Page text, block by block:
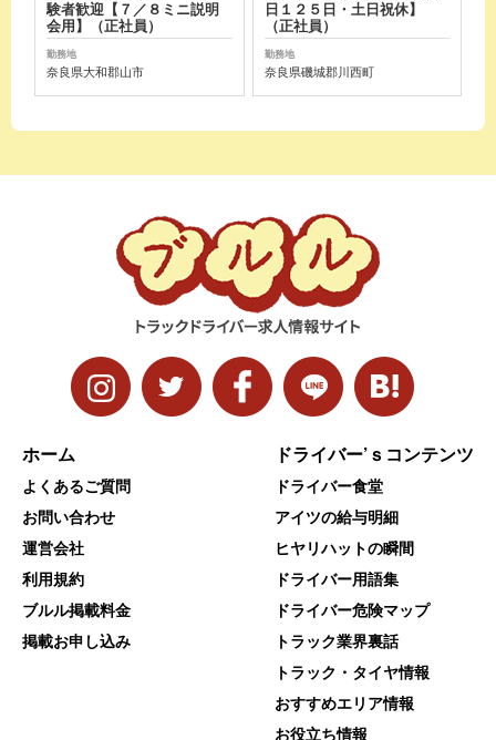
験者歓迎【７／８ミニ説明
会用】（正社員）
勤務地
奈良県大和郡山市
日１２５日・土日祝休】
（正社員）
勤務地
奈良県磯城郡川西町
ホーム
よくあるご質問
お問い合わせ
運営会社
利用規約
ブルル掲載料金
掲載お申し込み
ドライバー’ｓコンテンツ
ドライバー食堂
アイツの給与明細
ヒヤリハットの瞬間
ドライバー用語集
ドライバー危険マップ
トラック業界裏話
トラック・タイヤ情報
おすすめエリア情報
お役立ち情報